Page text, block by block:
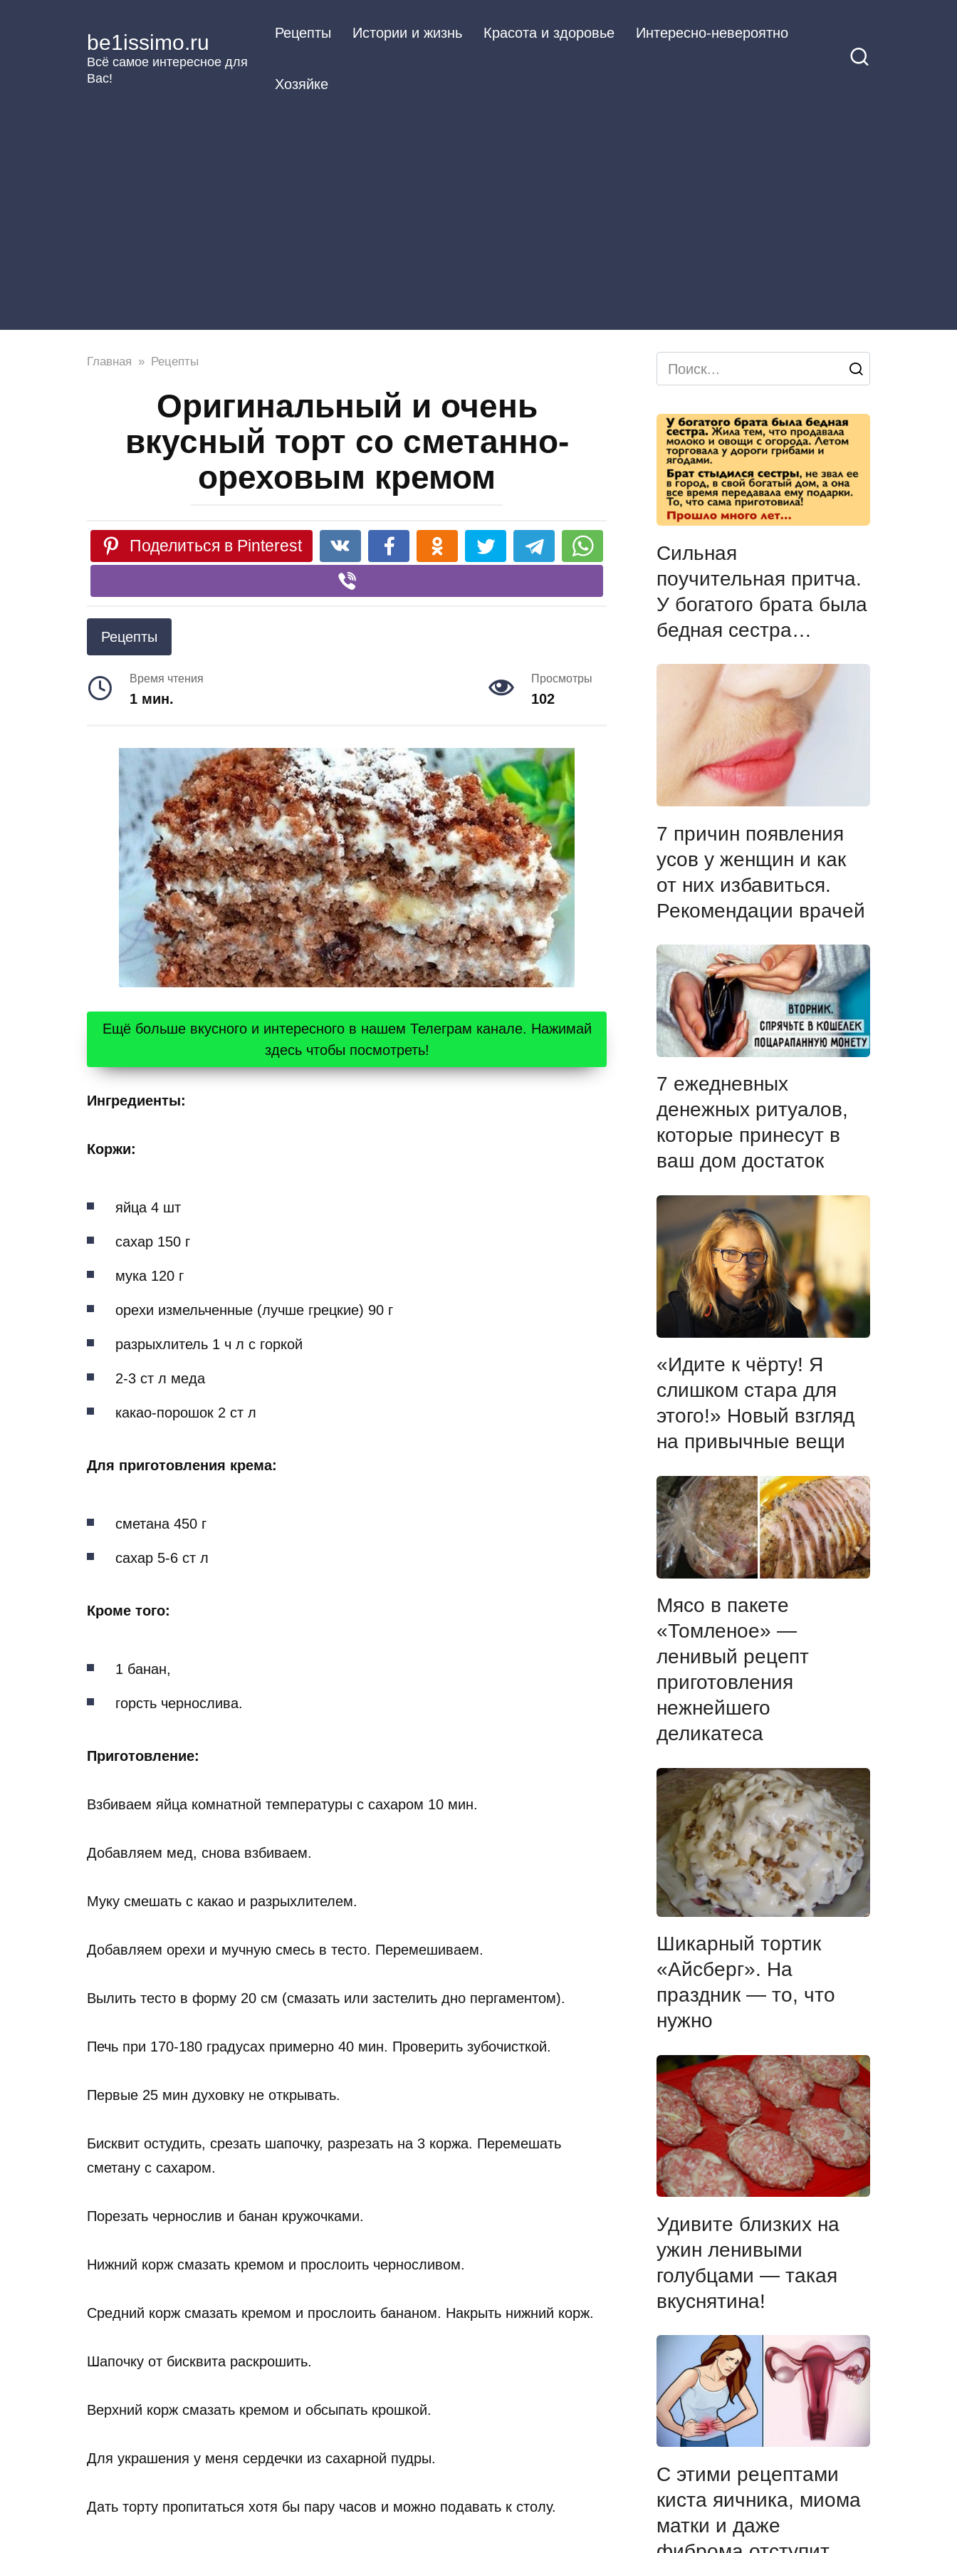
be1issimo.ru
Всё самое интересное для
Вас!
Рецепты Истории и жизнь Красота и здоровье Интересно-невероятно
Хозяйке
Главная » Рецепты
Оригинальный и очень
вкусный торт со сметанно-
ореховым кремом
Поделиться в Pinterest
Рецепты
Время чтения
1 мин.
Просмотры
102
Ещё больше вкусного и интересного в нашем Телеграм канале. Нажимай
здесь чтобы посмотреть!
Ингредиенты:
Коржи:
яйца 4 шт
сахар 150 г
мука 120 г
орехи измельченные (лучше грецкие) 90 г
разрыхлитель 1 ч л с горкой
2-3 ст л меда
какао-порошок 2 ст л
Для приготовления крема:
сметана 450 г
сахар 5-6 ст л
Кроме того:
1 банан,
горсть чернослива.
Приготовление:
Взбиваем яйца комнатной температуры с сахаром 10 мин.
Добавляем мед, снова взбиваем.
Муку смешать с какао и разрыхлителем.
Добавляем орехи и мучную смесь в тесто. Перемешиваем.
Вылить тесто в форму 20 см (смазать или застелить дно пергаментом).
Печь при 170-180 градусах примерно 40 мин. Проверить зубочисткой.
Первые 25 мин духовку не открывать.
Бисквит остудить, срезать шапочку, разрезать на 3 коржа. Перемешать
сметану с сахаром.
Порезать чернослив и банан кружочками.
Нижний корж смазать кремом и прослоить черносливом.
Средний корж смазать кремом и прослоить бананом. Накрыть нижний корж.
Шапочку от бисквита раскрошить.
Верхний корж смазать кремом и обсыпать крошкой.
Для украшения у меня сердечки из сахарной пудры.
Дать торту пропитаться хотя бы пару часов и можно подавать к столу.
Search
for:
Сильная
поучительная притча.
У богатого брата была
бедная сестра…
7 причин появления
усов у женщин и как
от них избавиться.
Рекомендации врачей
7 ежедневных
денежных ритуалов,
которые принесут в
ваш дом достаток
«Идите к чёрту! Я
слишком стара для
этого!» Новый взгляд
на привычные вещи
Мясо в пакете
«Томленое» —
ленивый рецепт
приготовления
нежнейшего
деликатеса
Шикарный тортик
«Айсберг». На
праздник — то, что
нужно
Удивите близких на
ужин ленивыми
голубцами — такая
вкуснятина!
С этими рецептами
киста яичника, миома
матки и даже